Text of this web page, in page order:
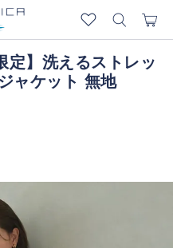
定】洗えるストレッ
ャケット 無地